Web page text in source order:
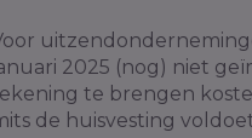
2025 (nog) niet
te brengen
de huisvesting